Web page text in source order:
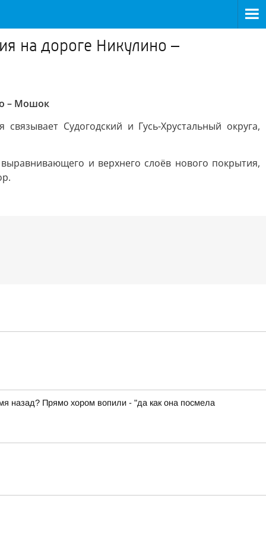
на дороге Никулино –
– Мошок
Судогодский и Гусь-Хрустальный округа,
и верхнего слоёв нового покрытия,
назад? Прямо хором вопили - "да как она посмела